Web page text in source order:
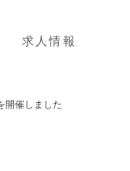
求人情報
開催しました